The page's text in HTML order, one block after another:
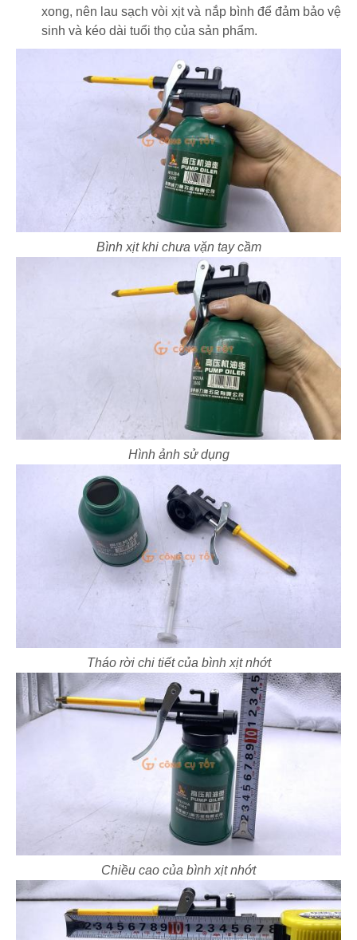
xong, nên lau sạch vòi xịt và nắp bình để đảm bảo vệ
sinh và kéo dài tuổi thọ của sản phẩm.
Bình xịt khi chưa vặn tay cầm
Hình ảnh sử dụng
Tháo rời chi tiết của bình xịt nhớt
Chiều cao của bình xịt nhớt